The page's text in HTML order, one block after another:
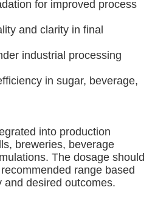
for improved process
and clarity in final
industrial processing
in sugar, beverage,
into production
breweries, beverage
The dosage should
range based
desired outcomes.